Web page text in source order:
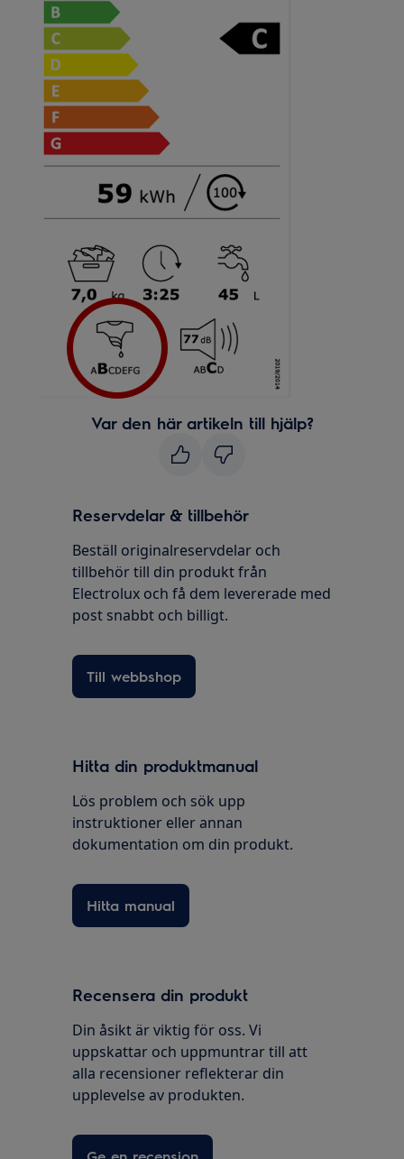
Var den här artikeln till hjälp?
Reservdelar & tillbehör
Beställ originalreservdelar och
tillbehör till din produkt från
Electrolux och få dem levererade med
post snabbt och billigt.
Till webbshop
Hitta din produktmanual
Lös problem och sök upp
instruktioner eller annan
dokumentation om din produkt.
Hitta manual
Recensera din produkt
Din åsikt är viktig för oss. Vi
uppskattar och uppmuntrar till att
alla recensioner reflekterar din
upplevelse av produkten.